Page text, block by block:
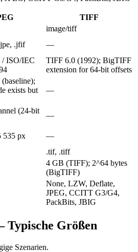
TIFF
image/tiff
.jfif —
ISO/IEC
TIFF 6.0 (1992); BigTIFF
extension for 64-bit offsets
exists but
—
(24-bit
—
535 px
—
.tif, .tiff
4 GB (TIFF); 2^64 bytes
(BigTIFF)
None, LZW, Deflate,
JPEG, CCITT G3/G4,
PackBits, JBIG
Größen
Szenarien.